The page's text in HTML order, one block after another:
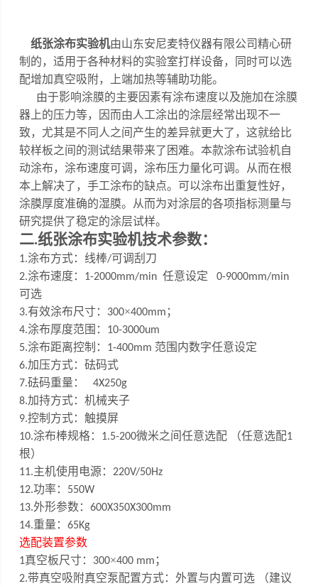
纸张涂布实验机由山东安尼麦特仪器有限公司精心研
制的，适用于各种材料的实验室打样设备，同时可以选
配增加真空吸附，上端加热等辅助功能。
由于影响涂膜的主要因素有涂布速度以及施加在涂膜
器上的压力等，因而由人工涂出的涂层经常出现不一
致，尤其是不同人之间产生的差异就更大了，这就给比
较样板之间的测试结果带来了困难。本款涂布试验机自
动涂布，涂布速度可调，涂布压力量化可调。 从而在根
本上解决了，手工涂布的缺点。可以涂布出重复性好，
涂膜厚度准确的湿膜。从而为对涂层的各项指标测量与
研究提供了稳定的涂层试样。
二.纸张涂布实验机技术参数：
1.涂布方式：线棒/可调刮刀
2.涂布速度： 1-2000mm/min任意设定 0-9000mm/min
可选
3.有效涂布尺寸： 300×400mm ；
4.涂布厚度范围： 10-3000um
5.涂布距离控制： 1-400mm 范围内数字任意设定
6.加压方式：砝码式
7.砝码重量：4X250g
8.加持方式：机械夹子
9.控制方式：触摸屏
10.涂布棒规格： 1.5-200微米之间任意选配 （任意选配1
根）
11.主机使用电源： 220V/50Hz
12.功率： 550W
13.外形参数：600X350X300mm
14.重量：65Kg
选配装置参数
1真空板尺寸： 300×400 mm ；
2.带真空吸附真空泵配置方式：外置与内置可选 （建议